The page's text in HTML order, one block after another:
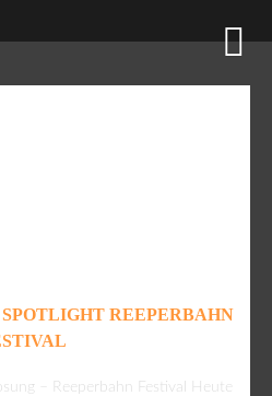
REEPERBAHN
– Reeperbahn Festival Heute